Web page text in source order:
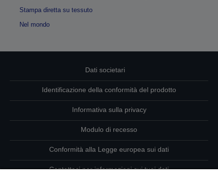
Stampa diretta su tessuto
Nel mondo
Dati societari
Identificazione della conformità del prodotto
Informativa sulla privacy
Modulo di recesso
Conformità alla Legge europea sui dati
Contattaci per informazioni sui tuoi dati